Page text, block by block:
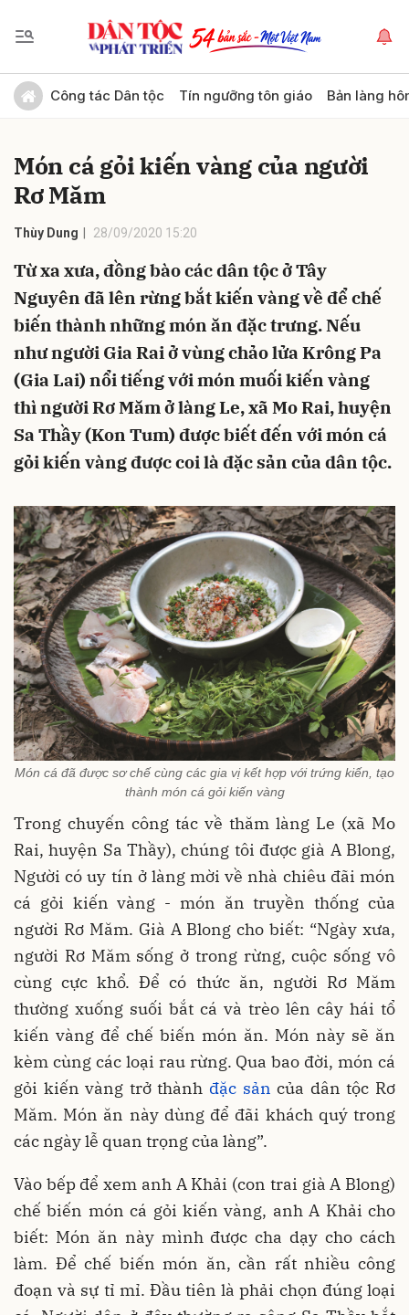
Công tác Dân tộc Tín ngưỡng tôn giáo Bản làng
Món cá gỏi kiến vàng của người
Rơ Măm
Thùy Dung 28/09/2020 15:20
Từ xa xưa, đồng bào các dân tộc ở Tây
Nguyên đã lên rừng bắt kiến vàng về để chế
biến thành những món ăn đặc trưng. Nếu
như người Gia Rai ở vùng chảo lửa Krông Pa
(Gia Lai) nổi tiếng với món muối kiến vàng
thì người Rơ Măm ở làng Le, xã Mo Rai, huyện
Sa Thầy (Kon Tum) được biết đến với món cá
gỏi kiến vàng được coi là đặc sản của dân tộc.
Món cá đã được sơ chế cùng các gia vị kết hợp với trứng kiến, tạo
thành món cá gỏi kiến vàng
Trong chuyến công tác về thăm làng Le (xã Mo
Rai, huyện Sa Thầy), chúng tôi được già A Blong,
Người có uy tín ở làng mời về nhà chiêu đãi món
cá gỏi kiến vàng - món ăn truyền thống của
người Rơ Măm. Già A Blong cho biết: “Ngày xưa,
người Rơ Măm sống ở trong rừng, cuộc sống vô
cùng cực khổ. Để có thức ăn, người Rơ Măm
thường xuống suối bắt cá và trèo lên cây hái tổ
kiến vàng để chế biến món ăn. Món này sẽ ăn
kèm cùng các loại rau rừng. Qua bao đời, món cá
gỏi kiến vàng trở thành đặc sản của dân tộc Rơ
Măm. Món ăn này dùng để đãi khách quý trong
các ngày lễ quan trọng của làng”.
Vào bếp để xem anh A Khải (con trai già A Blong)
chế biến món cá gỏi kiến vàng, anh A Khải cho
biết: Món ăn này mình được cha dạy cho cách
làm. Để chế biến món ăn, cần rất nhiều công
đoạn và sự tỉ mỉ. Đầu tiên là phải chọn đúng loại
Gửi bình luận
Hủy